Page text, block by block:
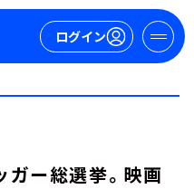
ログイン
ー総選挙。映画